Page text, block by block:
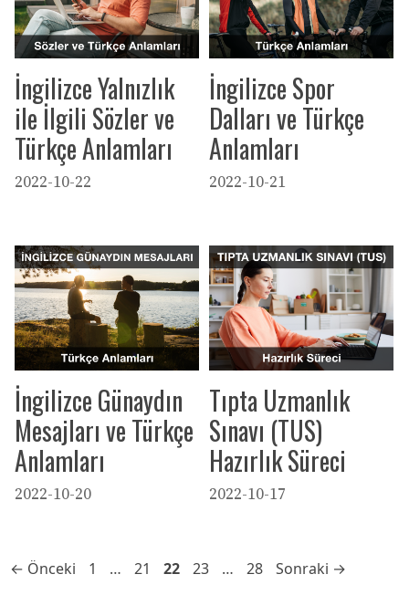
İngilizce Yalnızlık
ile İlgili Sözler ve
Türkçe Anlamları
2022-10-22
İngilizce Spor
Dalları ve Türkçe
Anlamları
2022-10-21
İngilizce Günaydın
Mesajları ve Türkçe
Anlamları
2022-10-20
Tıpta Uzmanlık
Sınavı (TUS)
Hazırlık Süreci
2022-10-17
← Önceki Sayfa
1 … Sayfa
21 Sayfa
22 Sayfa
23 … Sayfa
28 Sonraki →